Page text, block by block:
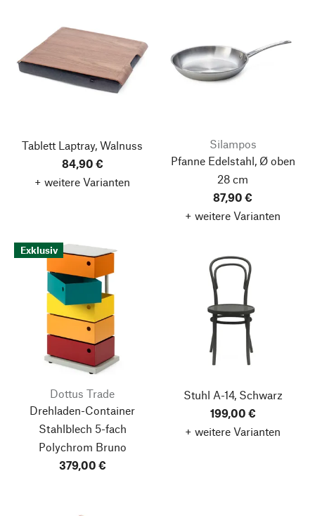
Tablett Laptray, Walnuss
84,90 €
+ weitere Varianten
Silampos
Pfanne Edelstahl, Ø oben
28 cm
87,90 €
+ weitere Varianten
Exklusiv
Dottus Trade
Drehladen-Container
Stahlblech 5-fach
Polychrom Bruno
379,00 €
Stuhl A-14, Schwarz
199,00 €
+ weitere Varianten